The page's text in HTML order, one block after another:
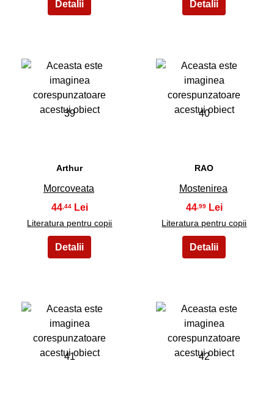
39
Arthur
Morcoveata
44 ,44
Literatura pentru copii
40
RAO
Mostenirea
44 ,99
Literatura pentru copii
41 42